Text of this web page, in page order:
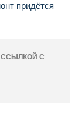
придётся
ССЫЛКОЙ С